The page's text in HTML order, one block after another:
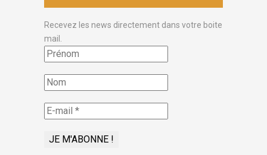
Recevez les news directement dans votre boite
mail.